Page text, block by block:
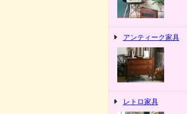
アンティーク家具
レトロ家具